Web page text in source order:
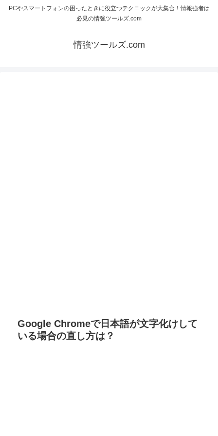
PCやスマートフォンの困ったときに役立つテクニックが大集合！情報強者は
必見の情強ツールズ.com
情強ツールズ.com
Google Chromeで日本語が文字化けして
いる場合の直し方は？